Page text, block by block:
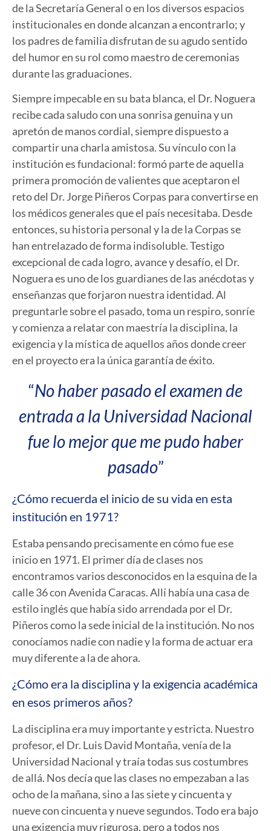
de la Secretaría General o en los diversos espacios
institucionales en donde alcanzan a encontrarlo; y
los padres de familia disfrutan de su agudo sentido
del humor en su rol como maestro de ceremonias
durante las graduaciones.
Siempre impecable en su bata blanca, el Dr. Noguera
recibe cada saludo con una sonrisa genuina y un
apretón de manos cordial, siempre dispuesto a
compartir una charla amistosa. Su vínculo con la
institución es fundacional: formó parte de aquella
primera promoción de valientes que aceptaron el
reto del Dr. Jorge Piñeros Corpas para convertirse en
los médicos generales que el país necesitaba. Desde
entonces, su historia personal y la de la Corpas se
han entrelazado de forma indisoluble. Testigo
excepcional de cada logro, avance y desafío, el Dr.
Noguera es uno de los guardianes de las anécdotas y
enseñanzas que forjaron nuestra identidad. Al
preguntarle sobre el pasado, toma un respiro, sonríe
y comienza a relatar con maestría la disciplina, la
exigencia y la mística de aquellos años donde creer
en el proyecto era la única garantía de éxito.
“No haber pasado el examen de
entrada a la Universidad Nacional
fue lo mejor que me pudo haber
pasado”
¿Cómo recuerda el inicio de su vida en esta
institución en 1971?
Estaba pensando precisamente en cómo fue ese
inicio en 1971. El primer día de clases nos
encontramos varios desconocidos en la esquina de la
calle 36 con Avenida Caracas. Allí había una casa de
estilo inglés que había sido arrendada por el Dr.
Piñeros como la sede inicial de la institución. No nos
conocíamos nadie con nadie y la forma de actuar era
muy diferente a la de ahora.
¿Cómo era la disciplina y la exigencia académica
en esos primeros años?
La disciplina era muy importante y estricta. Nuestro
profesor, el Dr. Luis David Montaña, venía de la
Universidad Nacional y traía todas sus costumbres
de allá. Nos decía que las clases no empezaban a las
ocho de la mañana, sino a las siete y cincuenta y
nueve con cincuenta y nueve segundos. Todo era bajo
una exigencia muy rigurosa, pero a todos nos